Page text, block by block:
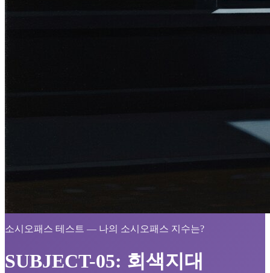
소시오패스 테스트 — 나의 소시오패스 지수는?
SUBJECT-05: 회색지대